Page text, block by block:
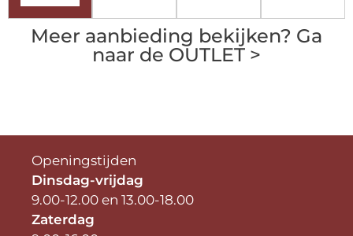
Meer aanbieding bekijken? Ga
naar de OUTLET >
Openingstijden
Dinsdag-vrijdag
9.00-12.00 en 13.00-18.00
Zaterdag